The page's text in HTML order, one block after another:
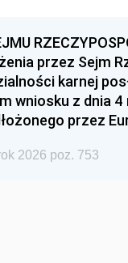
przez Sejm
karnej
wniosku z dnia
przez
2026 poz. 753